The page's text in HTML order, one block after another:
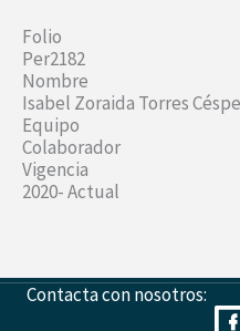
Folio
Per2182
Nombre
Isabel Zoraida Torres
Equipo
Colaborador
Vigencia
2020- Actual
Contacta con nosotros: